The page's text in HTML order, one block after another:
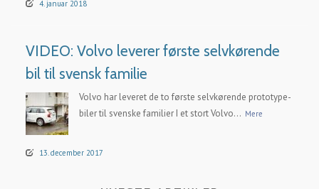
4. januar 2018
VIDEO: Volvo leverer første selvkørende
bil til svensk familie
Volvo har leveret de to første selvkørende prototype-
biler til svenske familier I et stort Volvo... Mere
13. december 2017